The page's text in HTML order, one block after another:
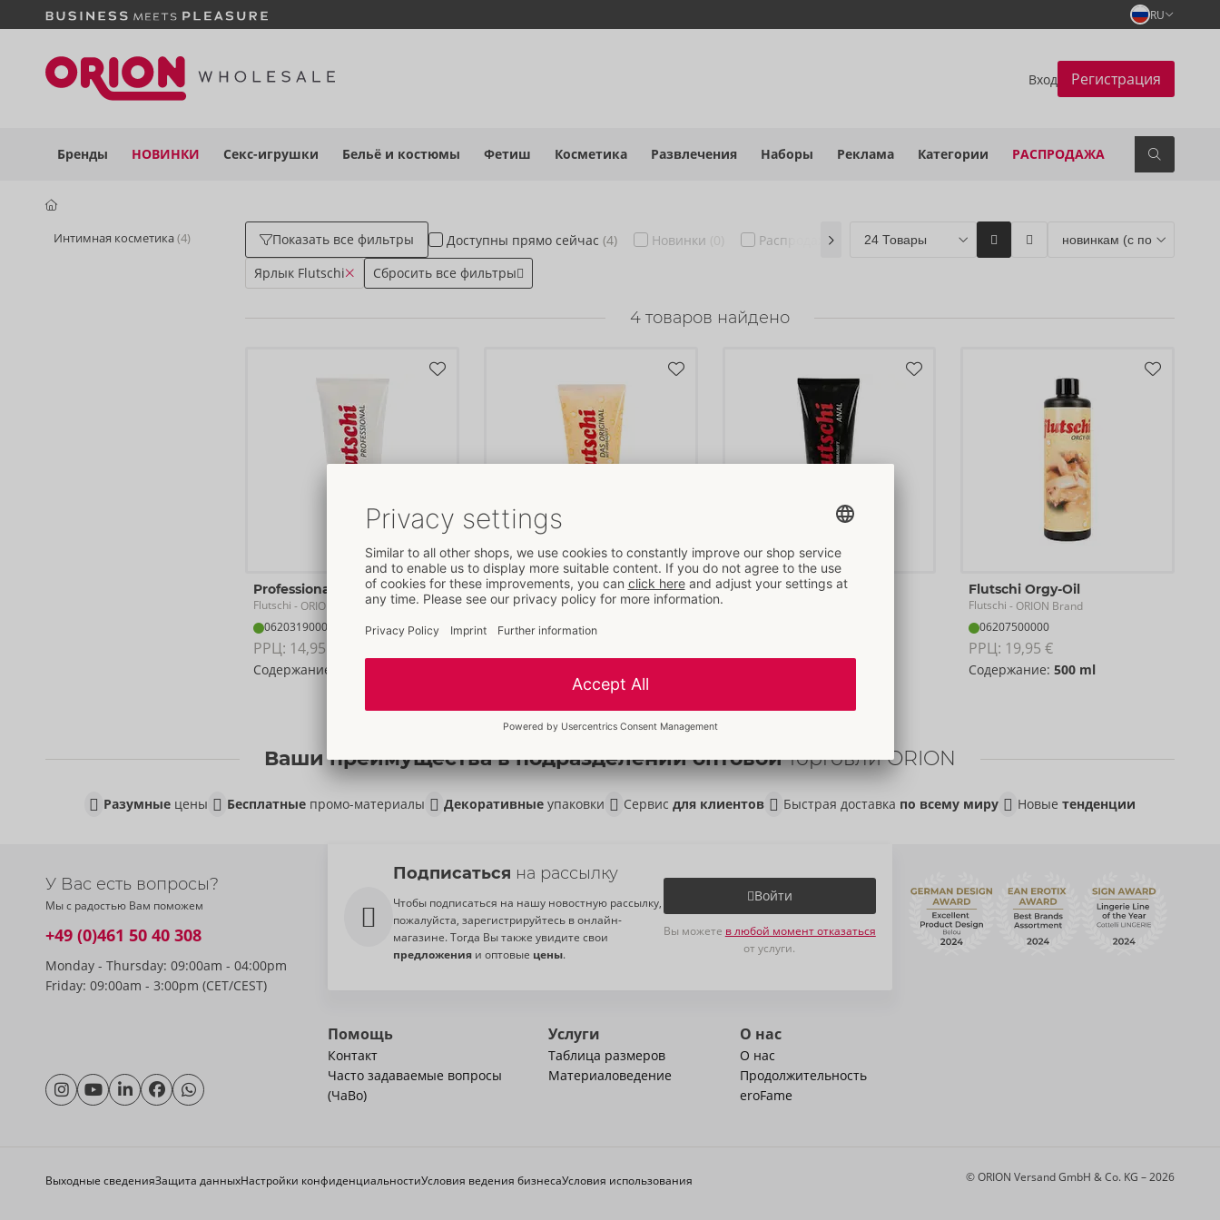
RU
Вход Регистрация
Бренды НОВИНКИ Секс-игрушки Бельё и костюмы Фетиш Косметика Развлечения Наборы Реклама Категории РАСПРОДАЖА
Интимная косметика(4) Показать все фильтры Доступны прямо сейчас (4) Новинки (0) Распродажа Coming soon ORION Brands(4)
Ярлык Flutschi
Сбросить все фильтры
4 товаров найдено
Professional
Flutschi - ORION Brand
06203190000
РРЦ: 14,95 €
Содержание:
Original
Flutschi- ORION Brand
06203000000
Anal Flutschi Orgy-Oil
Flutschi - ORION Brand
06207500000
РРЦ: 19,95 €
Содержание:500 ml
Ваши преимущества в подразделении оптовойторговли ORION
Разумные цены Бесплатные промо-материалы Декоративные упаковки Сервис для клиентов Быстрая доставка по всему миру Новые тенденции
У Вас есть вопросы?
Мы с радостью Вам поможем
+49 (0)461 50 40 308
Monday - Thursday: 09:00am - 04:00pm
Friday: 09:00am - 3:00pm (CET/CEST)
Подписаться на рассылку
Чтобы подписаться на нашу новостную рассылку,
пожалуйста, зарегистрируйтесь в онлайн-
магазине. Тогда Вы также увидите свои
предложения и оптовые цены.
Войти
Вы можете в любой момент отказаться
от услуги.
Помощь
Контакт
Часто задаваемые вопросы
(ЧаВо)
Услуги
Таблица размеров
Материаловедение
О нас
О нас
Продолжительность
eroFame
Выходные сведенияЗащита данныхНастройки конфиденциальностиУсловия ведения бизнесаУсловия использования © ORION Versand GmbH & Co. KG – 2026